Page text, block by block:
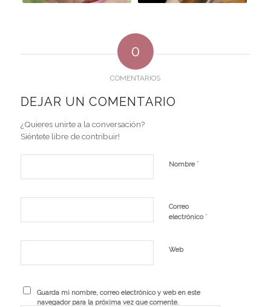
0
COMENTARIOS
DEJAR UN COMENTARIO
¿Quieres unirte a la conversación?
Siéntete libre de contribuir!
Nombre *
Correo
electrónico *
Web
Guarda mi nombre, correo electrónico y web en este
navegador para la próxima vez que comente.